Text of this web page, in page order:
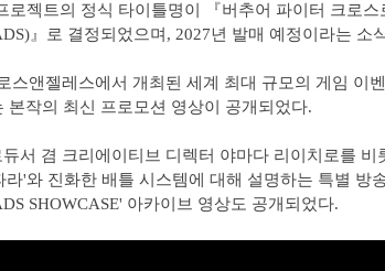
로젝트의 정식 타이틀명이 『버추어 파이터 크로스
』로 결정되었으며, 2027년 발매 예정이라는 소
스앤젤레스에서 개최된 세계 최대 규모의 게임 이벤
본작의 최신 프로모션 영상이 공개되었다.
서 겸 크리에이티브 디렉터 야마다 리이치로를 비
라'와 진화한 배틀 시스템에 대해 설명하는 특별 방
SHOWCASE' 아카이브 영상도 공개되었다.